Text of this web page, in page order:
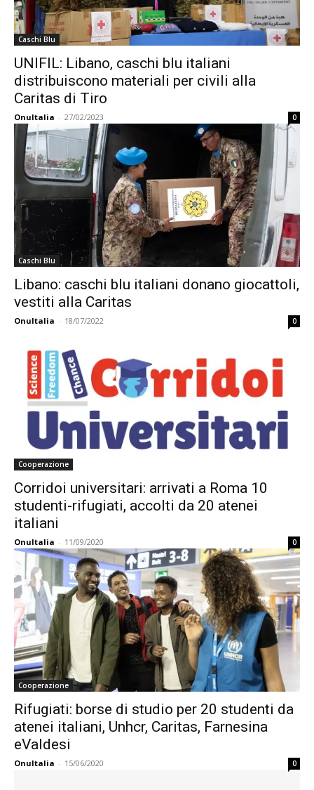
Caschi Blu
UNIFIL: Libano, caschi blu italiani
distribuiscono materiali per civili alla
Caritas di Tiro
OnuItalia - 27/02/2023 0
Caschi Blu
Libano: caschi blu italiani donano giocattoli,
vestiti alla Caritas
OnuItalia - 18/07/2022 0
Cooperazione
Corridoi universitari: arrivati a Roma 10
studenti-rifugiati, accolti da 20 atenei
italiani
OnuItalia - 11/09/2020 0
Cooperazione
Rifugiati: borse di studio per 20 studenti da
atenei italiani, Unhcr, Caritas, Farnesina
eValdesi
OnuItalia - 15/06/2020 0